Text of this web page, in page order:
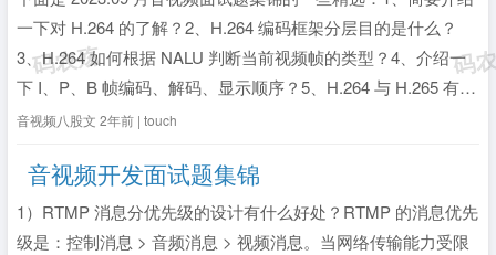
一下对 H.264 的了解？2、H.264 编码框架分层目的是什么？
3、H.264 如何根据 NALU 判断当前视频帧的类型？4、介绍一
下 I、P、B 帧编码、解码、显示顺序？5、H.264 与 H.265 有什
么区别？1、简要介绍一下对 H.264 的了解？1）基础描述H.264
音视频八股文 2年前 | touch
音视频开发面试题集锦
1）RTMP 消息分优先级的设计有什么好处？RTMP 的消息优先
级是：控制消息 > 音频消息 > 视频消息。当网络传输能力受限